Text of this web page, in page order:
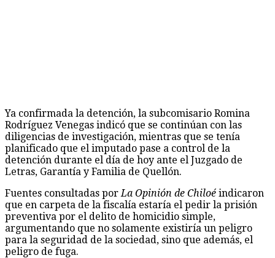
Ya confirmada la detención, la subcomisario Romina
Rodríguez Venegas indicó que se continúan con las
diligencias de investigación, mientras que se tenía
planificado que el imputado pase a control de la
detención durante el día de hoy ante el Juzgado de
Letras, Garantía y Familia de Quellón.
Fuentes consultadas por La Opinión de Chiloé indicaron
que en carpeta de la fiscalía estaría el pedir la prisión
preventiva por el delito de homicidio simple,
argumentando que no solamente existiría un peligro
para la seguridad de la sociedad, sino que además, el
peligro de fuga.